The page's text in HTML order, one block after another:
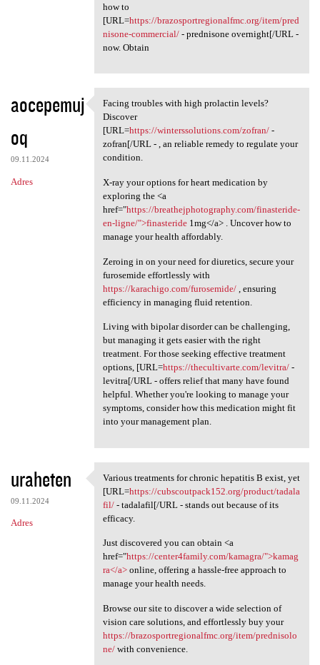
how to
[URL=https://brazosportregionalfmc.org/item/pred
nisone-commercial/- prednisone overnight[/URL -
now. Obtain
aocepemuj
oq
09.11.2024
Adres
Facing troubles with high
Facing troubles with high prolactin levels?
Discover
[URL=https://winterssolutions.com/zofran/-
zofran[/URL - , an reliable remedy to regulate your
condition.
X-ray your options for heart medication by
exploring the <a
href="https://breathejphotography.com/finasteride-
en-ligne/">finasteride1mg</a> . Uncover how to
manage your health affordably.
Zeroing in on your need for diuretics, secure your
furosemide effortlessly with
https://karachigo.com/furosemide/, ensuring
efficiency in managing fluid retention.
Living with bipolar disorder can be challenging,
but managing it gets easier with the right
treatment. For those seeking effective treatment
options, [URL=https://thecultivarte.com/levitra/-
levitra[/URL - offers relief that many have found
helpful. Whether you're looking to manage your
symptoms, consider how this medication might fit
into your management plan.
uraheten
09.11.2024
Adres
Various treatments for
Various treatments for chronic hepatitis B exist, yet
[URL=https://cubscoutpack152.org/product/tadala
fil/- tadalafil[/URL - stands out because of its
efficacy.
Just discovered you can obtain <a
href="https://center4family.com/kamagra/">kamag
ra</a>online, offering a hassle-free approach to
manage your health needs.
Browse our site to discover a wide selection of
vision care solutions, and effortlessly buy your
https://brazosportregionalfmc.org/item/prednisolo
ne/with convenience.